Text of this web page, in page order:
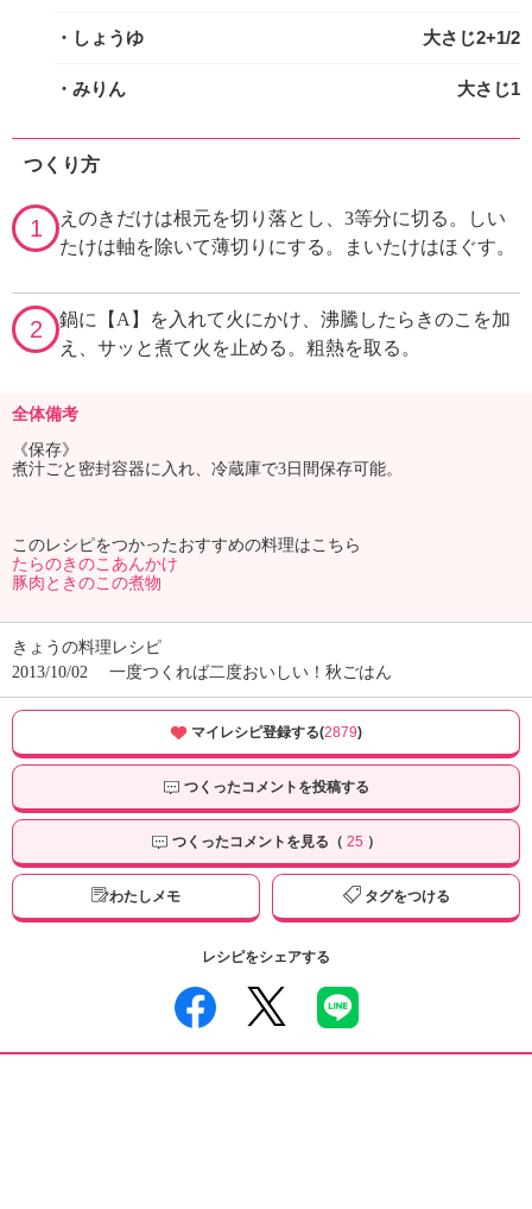
・しょうゆ 大さじ2+1/2
・みりん 大さじ1
つくり方
1
えのきだけは根元を切り落とし、3等分に切る。しい
たけは軸を除いて薄切りにする。まいたけはほぐす。
2
鍋に【A】を入れて火にかけ、沸騰したらきのこを加
え、サッと煮て火を止める。粗熱を取る。
全体備考
《保存》
煮汁ごと密封容器に入れ、冷蔵庫で3日間保存可能。
このレシピをつかったおすすめの料理はこちら
たらのきのこあんかけ
豚肉ときのこの煮物
きょうの料理レシピ
2013/10/02
一度つくれば二度おいしい！秋ごはん
マイレシピ登録する(2879)
つくったコメントを投稿する
つくったコメントを見る（ 25 ）
わたしメモ タグをつける
レシピをシェアする